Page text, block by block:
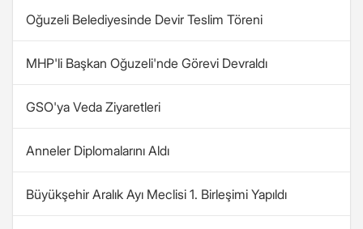
Oğuzeli Belediyesinde Devir Teslim Töreni
MHP'li Başkan Oğuzeli'nde Görevi Devraldı
GSO'ya Veda Ziyaretleri
Anneler Diplomalarını Aldı
Büyükşehir Aralık Ayı Meclisi 1. Birleşimi Yapıldı